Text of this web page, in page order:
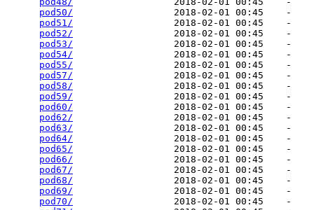
pod50/
                  2018-02-01 00:45    -
pod51/
                  2018-02-01 00:45    -
pod52/
                  2018-02-01 00:45    -
pod53/
                  2018-02-01 00:45    -
pod54/
                  2018-02-01 00:45    -
pod55/
                  2018-02-01 00:45    -
pod57/
                  2018-02-01 00:45    -
pod58/
                  2018-02-01 00:45    -
pod59/
                  2018-02-01 00:45    -
pod60/
                  2018-02-01 00:45    -
pod62/
                  2018-02-01 00:45    -
pod63/
                  2018-02-01 00:45    -
pod64/
                  2018-02-01 00:45    -
pod65/
                  2018-02-01 00:45    -
pod66/
                  2018-02-01 00:45    -
pod67/
                  2018-02-01 00:45    -
pod68/
                  2018-02-01 00:45    -
pod69/
                  2018-02-01 00:45    -
pod70/
                  2018-02-01 00:45    -